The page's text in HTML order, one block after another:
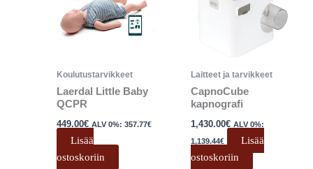
Koulutustarvikkeet
Laerdal Little Baby
QCPR
449.00€ ALV 0%:357.77€
Lisää
ostoskoriin
Laitteet ja tarvikkeet
CapnoCube
kapnografi
1,430.00€ ALV 0%:
1,139.44€
Lisää
ostoskoriin